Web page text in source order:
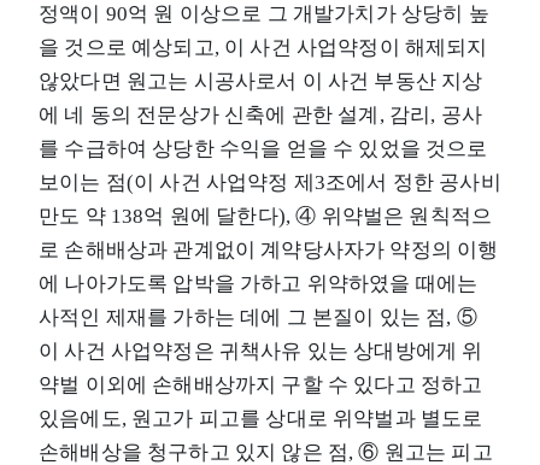
정액이 90억 원 이상으로 그 개발가치가 상당히 높
을 것으로 예상되고, 이 사건 사업약정이 해제되지
않았다면 원고는 시공사로서 이 사건 부동산 지상
에 네 동의 전문상가 신축에 관한 설계, 감리, 공사
를 수급하여 상당한 수익을 얻을 수 있었을 것으로
보이는 점(이 사건 사업약정 제3조에서 정한 공사비
만도 약 138억 원에 달한다), ④ 위약벌은 원칙적으
로 손해배상과 관계없이 계약당사자가 약정의 이행
에 나아가도록 압박을 가하고 위약하였을 때에는
사적인 제재를 가하는 데에 그 본질이 있는 점, ⑤
이 사건 사업약정은 귀책사유 있는 상대방에게 위
약벌 이외에 손해배상까지 구할 수 있다고 정하고
있음에도, 원고가 피고를 상대로 위약벌과 별도로
손해배상을 청구하고 있지 않은 점, ⑥ 원고는 피고